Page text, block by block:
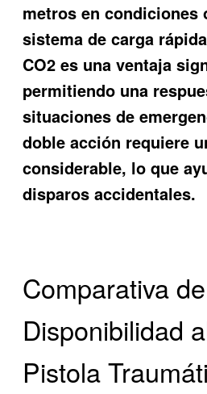
metros en condiciones
sistema de carga
CO2 es una ventaja
permitiendo una
situaciones de
doble acción requiere
considerable, lo que
disparos accidentales.
Comparativa
Disponibilidad
Pistola